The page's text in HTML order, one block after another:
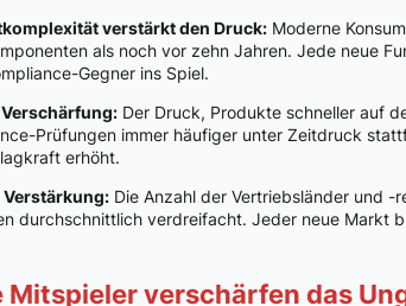
verstärkt den Druck: Moderne
als noch vor zehn Jahren. Jede neue
Gegner ins Spiel.
Der Druck, Produkte schneller auf
Prüfungen immer häufiger unter Zeitdruck
erhöht.
Verstärkung: Die Anzahl der Vertriebsländer und
durchschnittlich verdreifacht. Jeder neue Markt
Mitspieler verschärfen das